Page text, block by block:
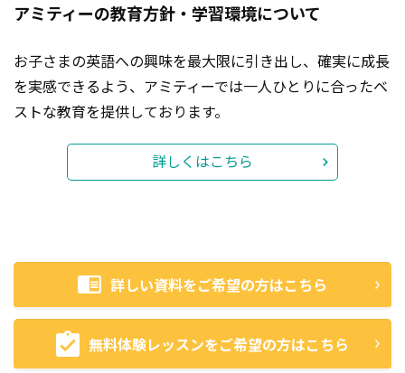
アミティーの教育方針・学習環境について
お子さまの英語への興味を最大限に引き出し、確実に成長
を実感できるよう、アミティーでは一人ひとりに合ったベ
ストな教育を提供しております。
詳しくはこちら
詳しい資料をご希望の方はこちら
無料体験レッスンをご希望の方はこちら